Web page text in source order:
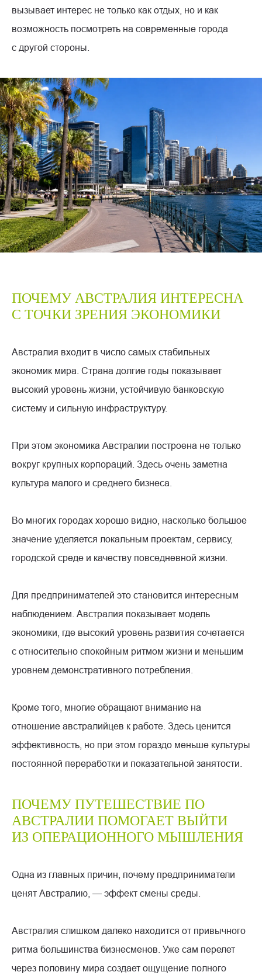
вызывает интерес не только как отдых, но и как
возможность посмотреть на современные города
с другой стороны.
ПОЧЕМУ АВСТРАЛИЯ ИНТЕРЕСНА
С ТОЧКИ ЗРЕНИЯ ЭКОНОМИКИ
Австралия входит в число самых стабильных
экономик мира. Страна долгие годы показывает
высокий уровень жизни, устойчивую банковскую
систему и сильную инфраструктуру.
При этом экономика Австралии построена не только
вокруг крупных корпораций. Здесь очень заметна
культура малого и среднего бизнеса.
Во многих городах хорошо видно, насколько большое
значение уделяется локальным проектам, сервису,
городской среде и качеству повседневной жизни.
Для предпринимателей это становится интересным
наблюдением. Австралия показывает модель
экономики, где высокий уровень развития сочетается
с относительно спокойным ритмом жизни и меньшим
уровнем демонстративного потребления.
Кроме того, многие обращают внимание на
отношение австралийцев к работе. Здесь ценится
эффективность, но при этом гораздо меньше культуры
постоянной переработки и показательной занятости.
ПОЧЕМУ ПУТЕШЕСТВИЕ ПО
АВСТРАЛИИ ПОМОГАЕТ ВЫЙТИ
ИЗ ОПЕРАЦИОННОГО МЫШЛЕНИЯ
Одна из главных причин, почему предприниматели
ценят Австралию, — эффект смены среды.
Австралия слишком далеко находится от привычного
ритма большинства бизнесменов. Уже сам перелет
через половину мира создает ощущение полного